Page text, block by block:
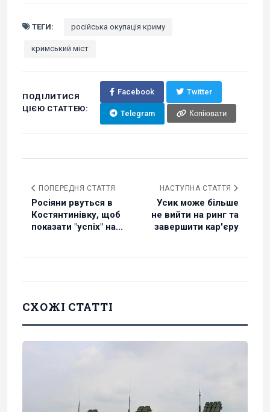
ТЕГИ: російська окупація криму
кримський міст
ПОДІЛИТИСЯ
ЦІЄЮ СТАТТЕЮ:
Facebook Twitter
Telegram Копіювати
ПОПЕРЕДНЯ СТАТТЯ
Росіяни рвуться в
Костянтинівку, щоб
показати "успіх" на...
НАСТУПНА СТАТТЯ
Усик може більше
не вийти на ринг та
завершити кар'єру
СХОЖІ СТАТТІ